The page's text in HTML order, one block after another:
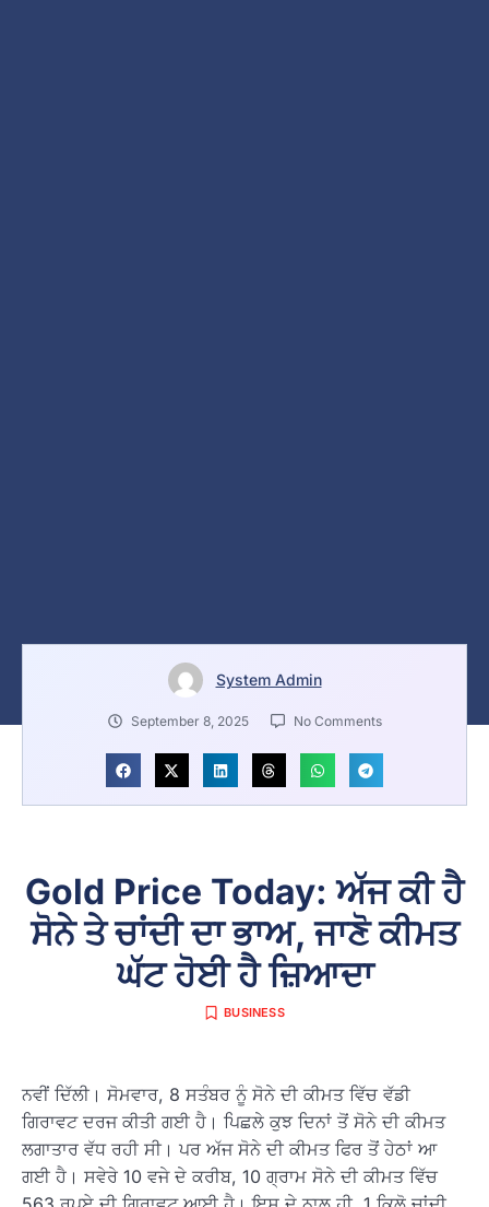
System Admin
September 8, 2025 No Comments
Gold Price Today: ਅੱਜ ਕੀ ਹੈ
ਸੋਨੇ ਤੇ ਚਾਂਦੀ ਦਾ ਭਾਅ, ਜਾਣੋ ਕੀਮਤ
ਘੱਟ ਹੋਈ ਹੈ ਜ਼ਿਆਦਾ
BUSINESS
ਨਵੀਂ ਦਿੱਲੀ। ਸੋਮਵਾਰ, 8 ਸਤੰਬਰ ਨੂੰ ਸੋਨੇ ਦੀ ਕੀਮਤ ਵਿੱਚ ਵੱਡੀ
ਗਿਰਾਵਟ ਦਰਜ ਕੀਤੀ ਗਈ ਹੈ। ਪਿਛਲੇ ਕੁਝ ਦਿਨਾਂ ਤੋਂ ਸੋਨੇ ਦੀ ਕੀਮਤ
ਲਗਾਤਾਰ ਵੱਧ ਰਹੀ ਸੀ। ਪਰ ਅੱਜ ਸੋਨੇ ਦੀ ਕੀਮਤ ਫਿਰ ਤੋਂ ਹੇਠਾਂ ਆ
ਗਈ ਹੈ। ਸਵੇਰੇ 10 ਵਜੇ ਦੇ ਕਰੀਬ, 10 ਗ੍ਰਾਮ ਸੋਨੇ ਦੀ ਕੀਮਤ ਵਿੱਚ